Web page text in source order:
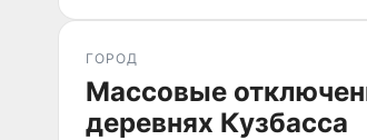
ГОРОД
Массовые
деревнях Кузбасса